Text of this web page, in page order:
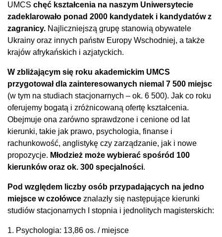
UMCS chęć kształcenia na naszym Uniwersytecie
zadeklarowało ponad 2000 kandydatek i kandydatów z
zagranicy. Najliczniejszą grupę stanowią obywatele
Ukrainy oraz innych państw Europy Wschodniej, a także
krajów afrykańskich i azjatyckich.
W zbliżającym się roku akademickim UMCS
przygotował dla zainteresowanych niemal 7 500 miejsc
(w tym na studiach stacjonarnych – ok. 6 500). Jak co roku
oferujemy bogatą i zróżnicowaną ofertę kształcenia.
Obejmuje ona zarówno sprawdzone i cenione od lat
kierunki, takie jak prawo, psychologia, finanse i
rachunkowość, anglistykę czy zarządzanie, jak i nowe
propozycje. Młodzież może wybierać spośród 100
kierunków oraz ok. 300 specjalności.
Pod względem liczby osób przypadających na jedno
miejsce w czołówce znalazły się następujące kierunki
studiów stacjonarnych I stopnia i jednolitych magisterskich:
1. Psychologia: 13,86 os. / miejsce